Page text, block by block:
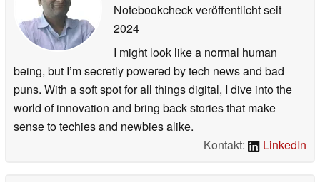
Notebookcheck veröffentlichtseit
2024
I might look like a normal human
being, but I’m secretly powered by tech news and bad
puns. With a soft spot for all things digital, I dive into the
world of innovation and bring back stories that make
sense to techies and newbies alike.
Kontakt:
LinkedIn